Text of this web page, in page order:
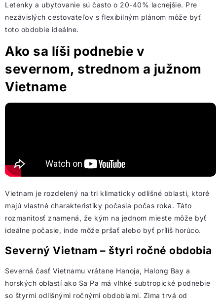
Letenky a ubytovanie sú často o 20-40% lacnejšie. Pre
nezávislých cestovateľov s flexibilným plánom môže byť
toto obdobie ideálne.
Ako sa líši podnebie v
severnom, strednom a južnom
Vietname
Vietnam je rozdelený na tri klimaticky odlišné oblasti, ktoré
majú vlastné charakteristiky počasia počas roka. Táto
rozmanitosť znamená, že kým na jednom mieste môže byť
ideálne počasie, inde môže pršať alebo byť príliš horúco.
Severný Vietnam – štyri ročné obdobia
Severná časť Vietnamu vrátane Hanoja, Halong Bay a
horských oblastí ako Sa Pa má vlhké subtropické podnebie
so štyrmi odlišnými ročnými obdobiami. Zima trvá od